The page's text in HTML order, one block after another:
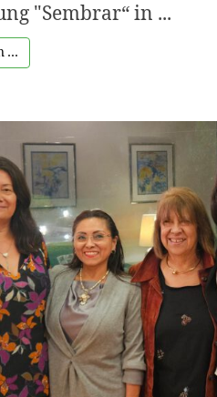
"Sembrar“ in ...
…